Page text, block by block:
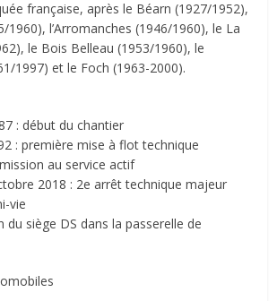
française, après le Béarn (1927/1952),
1960), l’Arromanches (1946/1960), le La
le Bois Belleau (1953/1960), le
1997) et le Foch (1963-2000).
: début du chantier
: première mise à flot technique
au service actif
2018 : 2e arrêt technique majeur
vie
du siège DS dans la passerelle de